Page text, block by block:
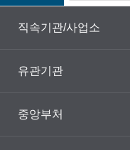
직속기관/사업소
유관기관
중앙부처